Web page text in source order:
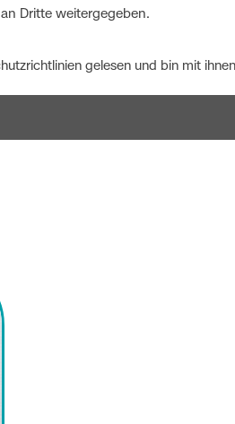
Dritte weitergegeben.
gelesen und bin mit